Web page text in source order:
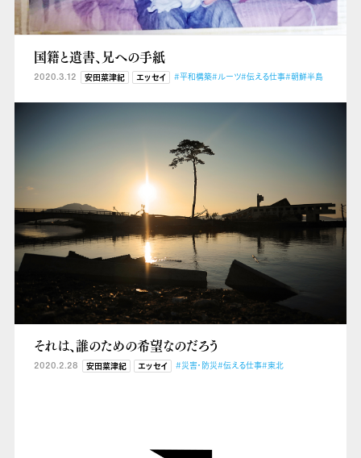
国籍と遺書、兄への手紙
2020.3.12 安田菜津紀 エッセイ #平和構築#ルーツ#伝える仕事#朝鮮半島
それは、誰のための希望なのだろう
2020.2.28 安田菜津紀 エッセイ #災害・防災#伝える仕事#東北